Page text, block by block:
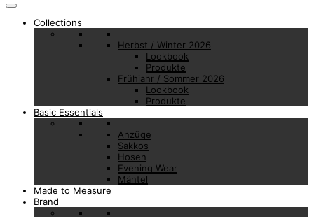
Collections
Herbst / Winter 2026
Lookbook
Produkte
Frühjahr / Sommer 2026
Lookbook
Produkte
Basic Essentials
Anzüge
Sakkos
Hosen
Evening Wear
Mäntel
Made to Measure
Brand